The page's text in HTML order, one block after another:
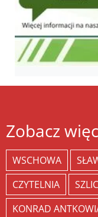
Zobacz
WSCHOWA
CZYTELNIA
KONRAD